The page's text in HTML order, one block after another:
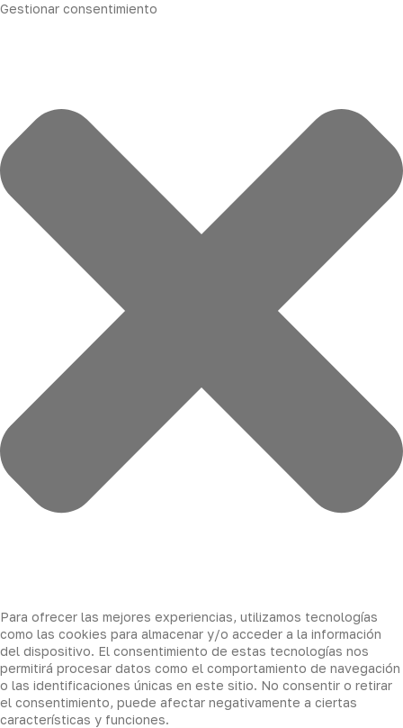
Gestionar consentimiento
Para ofrecer las mejores experiencias, utilizamos tecnologías
como las cookies para almacenar y/o acceder a la información
del dispositivo. El consentimiento de estas tecnologías nos
permitirá procesar datos como el comportamiento de navegación
o las identificaciones únicas en este sitio. No consentir o retirar
el consentimiento, puede afectar negativamente a ciertas
características y funciones.